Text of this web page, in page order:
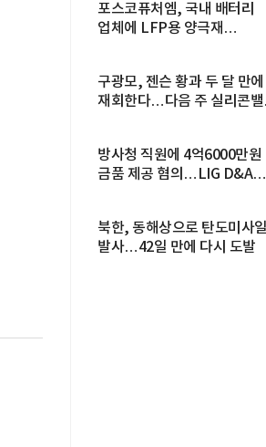
포스코퓨처엠, 국내 배터리
업체에 LFP용 양극재
구광모, 젠슨 황과 두 달 만에
재회한다…다음 주 실리콘밸
방사청 직원에 4억6000만원
금품 제공 혐의…LIG D&A
북한, 동해상으로 탄도미사일
발사…42일 만에 다시 도발